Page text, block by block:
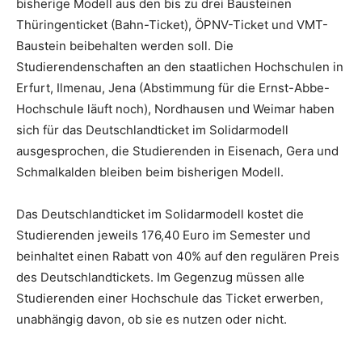
bisherige Modell aus den bis zu drei Bausteinen
Thüringenticket (Bahn-Ticket), ÖPNV-Ticket und VMT-
Baustein beibehalten werden soll. Die
Studierendenschaften an den staatlichen Hochschulen in
Erfurt, Ilmenau, Jena (Abstimmung für die Ernst-Abbe-
Hochschule läuft noch), Nordhausen und Weimar haben
sich für das Deutschlandticket im Solidarmodell
ausgesprochen, die Studierenden in Eisenach, Gera und
Schmalkalden bleiben beim bisherigen Modell.
Das Deutschlandticket im Solidarmodell kostet die
Studierenden jeweils 176,40 Euro im Semester und
beinhaltet einen Rabatt von 40% auf den regulären Preis
des Deutschlandtickets. Im Gegenzug müssen alle
Studierenden einer Hochschule das Ticket erwerben,
unabhängig davon, ob sie es nutzen oder nicht.